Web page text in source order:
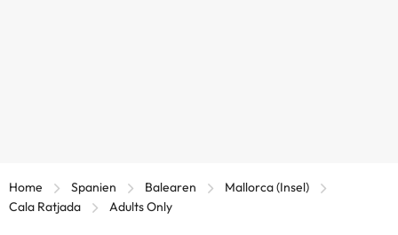
Home Spanien Balearen
Mallorca (Insel)
Cala Ratjada
Adults Only